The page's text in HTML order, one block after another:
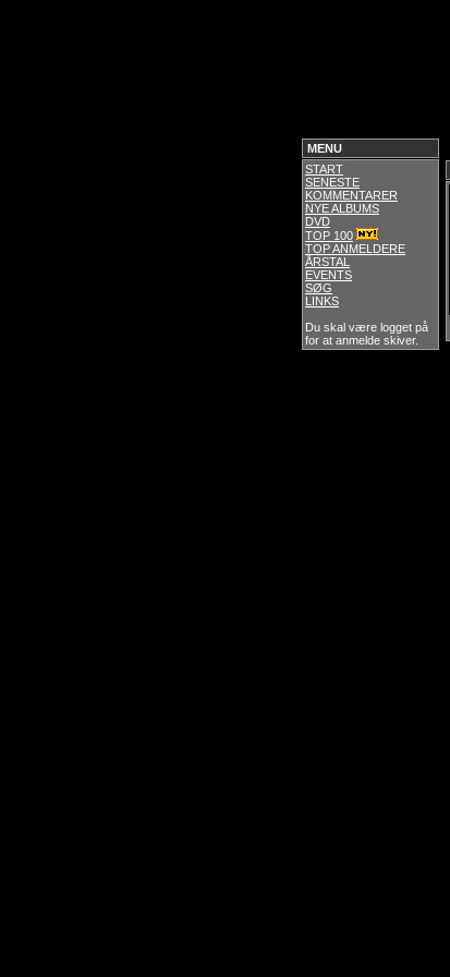
MENU
START
SENESTE
KOMMENTARER
NYE ALBUMS
DVD
TOP 100
TOP ANMELDERE
ÅRSTAL
EVENTS
SØG
LINKS
Du skal være logget på
for at anmelde skiver.